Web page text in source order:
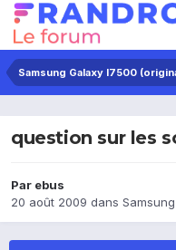
Samsung Galaxy I7500
question sur les
Par ebus
20 août 2009 dans